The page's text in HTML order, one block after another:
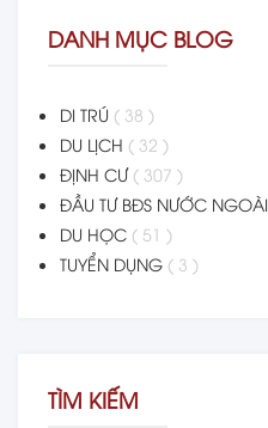
DANH MỤC BLOG
DI TRÚ ( 38 )
DU LỊCH ( 32 )
ĐỊNH CƯ ( 307 )
ĐẦU TƯ BĐS NƯỚC NGOÀI
DU HỌC ( 51 )
TUYỂN DỤNG ( 3 )
TÌM KIẾM